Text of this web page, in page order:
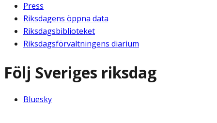
Press
Riksdagens öppna data
Riksdagsbiblioteket
Riksdagsförvaltningens diarium
Följ Sveriges riksdag
Bluesky